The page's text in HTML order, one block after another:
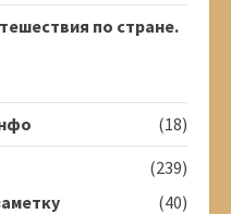
по стране.
(18)
(239)
(40)